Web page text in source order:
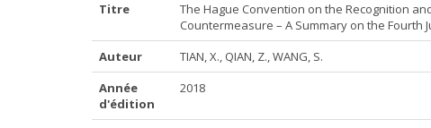
Titre
The Hague Convention on the Recognition
Countermeasure – A Summary on the Fourth
Auteur
TIAN, X., QIAN, Z., WANG, S.
Année
d'édition
2018